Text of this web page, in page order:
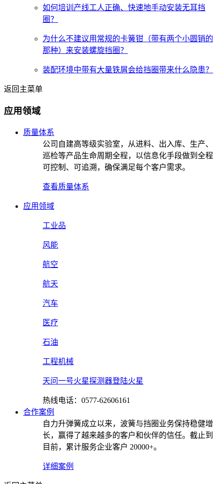
如何培训产线工人正确、快速地手动安装无耳挡
圈？
为什么不建议用常规的卡簧钳（带有两个小圆销的
那种）来安装螺旋挡圈？
装配环境中带有大量铁屑会给挡圈带来什么隐患？
返回主菜单
应用领域
质量体系
公司自建高等级实验室，从进料、出入库、生产、
巡检等产品生命周期全程，以信息化手段做到全程
可控制、可追溯，确保满足每个客户需求。
查看质量体系
应用领域
工业品
风能
航空
航天
汽车
医疗
石油
工程机械
天问一号火星探测器登陆火星
热线电话：0577-62606161
合作案例
自力升弹簧成立以来，波簧与挡圈业务保持稳健增
长，赢得了越来越多的客户和伙伴的信任。截止到
目前，累计服务企业客户 20000+。
详细案例